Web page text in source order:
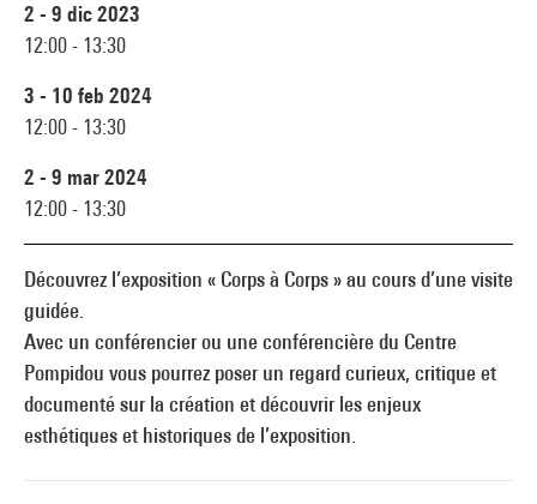
Découvrez l’exposition « Corps à Corps » au cours d’une visite
guidée.
Avec un conférencier ou une conférencière du Centre
Pompidou vous pourrez poser un regard curieux, critique et
documenté sur la création et découvrir les enjeux
esthétiques et historiques de l’exposition.
2 - 9 dic 2023
12:00 - 13:30
3 - 10 feb 2024
12:00 - 13:30
2 - 9 mar 2024
12:00 - 13:30